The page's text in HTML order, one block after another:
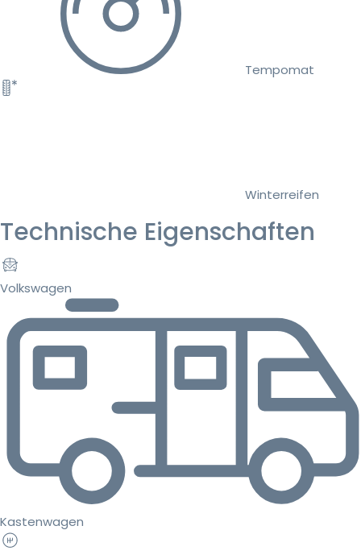
Tempomat
Winterreifen
Technische Eigenschaften
Volkswagen
Kastenwagen